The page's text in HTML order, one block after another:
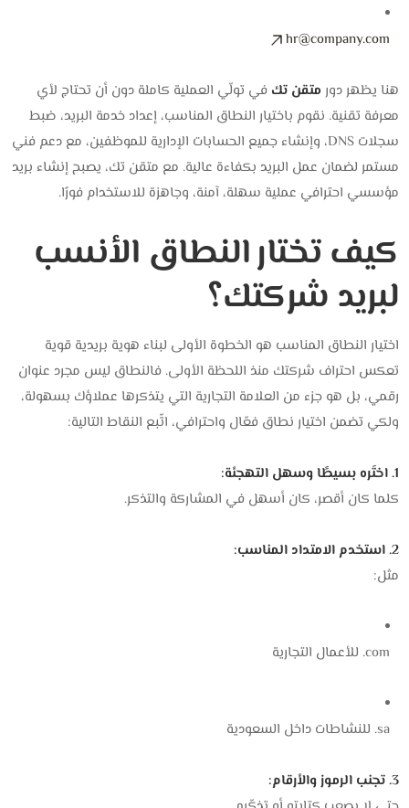
hr@company.com
هنا يظهر دور متقن تك في تولّي العملية كاملة دون أن تحتاج لأي
معرفة تقنية. نقوم باختيار النطاق المناسب، إعداد خدمة البريد، ضبط
سجلات DNS، وإنشاء جميع الحسابات الإدارية للموظفين، مع دعم فني
مستمر لضمان عمل البريد بكفاءة عالية. مع متقن تك، يصبح إنشاء بريد
مؤسسي احترافي عملية سهلة، آمنة، وجاهزة للاستخدام فورًا.
كيف تختار النطاق الأنسب
لبريد شركتك؟
اختيار النطاق المناسب هو الخطوة الأولى لبناء هوية بريدية قوية
تعكس احتراف شركتك منذ اللحظة الأولى. فالنطاق ليس مجرد عنوان
رقمي، بل هو جزء من العلامة التجارية التي يتذكرها عملاؤك بسهولة،
ولكي تضمن اختيار نطاق فعّال واحترافي، اتّبع النقاط التالية:
1. اختَره بسيطًا وسهل التهجئة:
كلما كان أقصر، كان أسهل في المشاركة والتذكر.
2. استخدم الامتداد المناسب:
مثل:
‎.com للأعمال التجارية
‎.sa للنشاطات داخل السعودية
3. تجنب الرموز والأرقام: